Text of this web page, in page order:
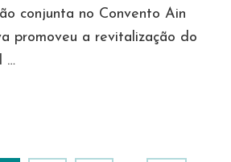
conjunta no Convento Ain
promoveu a revitalização do
…